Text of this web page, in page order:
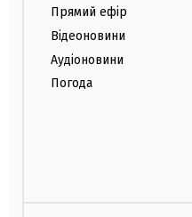
Прямий ефір
Відеоновини
Аудіоновини
Погода